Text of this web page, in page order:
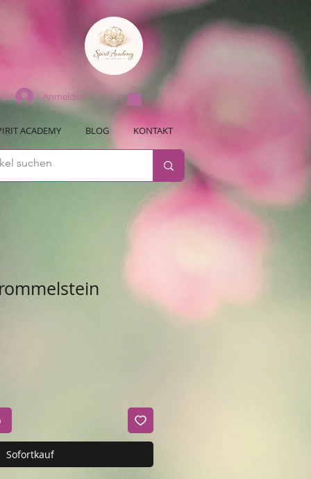
Anmelden
ACADEMY BLOG KONTAKT
Sofortkauf